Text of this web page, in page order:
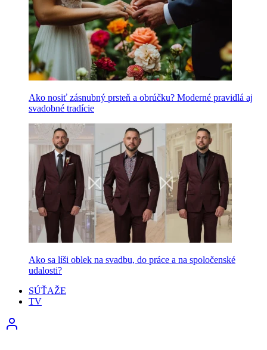
Ako nosiť zásnubný prsteň a obrúčku? Moderné pravidlá aj
svadobné tradície
Ako sa líši oblek na svadbu, do práce a na spoločenské
udalosti?
SÚŤAŽE
TV